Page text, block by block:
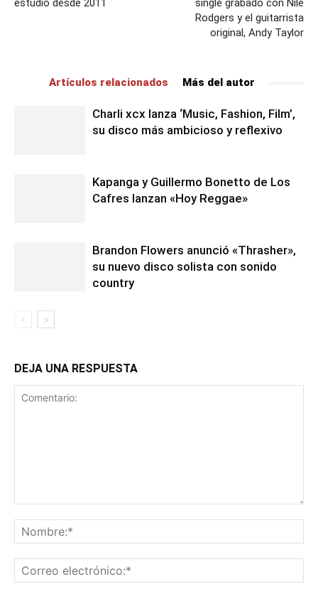
estudio desde 2011
single grabado con Nile
Rodgers y el guitarrista
original, Andy Taylor
Artículos relacionados Más del autor
Charli xcx lanza ‘Music, Fashion, Film’,
su disco más ambicioso y reflexivo
Kapanga y Guillermo Bonetto de Los
Cafres lanzan «Hoy Reggae»
Brandon Flowers anunció «Thrasher»,
su nuevo disco solista con sonido
country
DEJA UNA RESPUESTA